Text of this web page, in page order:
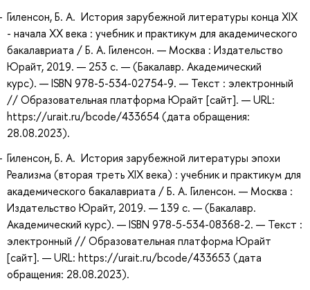
Гиленсон, Б. А. История зарубежной литературы конца XIX
- начала XX века : учебник и практикум для академического
бакалавриата / Б. А. Гиленсон. — Москва : Издательство
Юрайт, 2019. — 253 с. — (Бакалавр. Академический
курс). — ISBN 978-5-534-02754-9. — Текст : электронный
// Образовательная платформа Юрайт [сайт]. — URL:
https://urait.ru/bcode/433654 (дата обращения:
28.08.2023).
Гиленсон, Б. А. История зарубежной литературы эпохи
Реализма (вторая треть XIX века) : учебник и практикум для
академического бакалавриата / Б. А. Гиленсон. — Москва :
Издательство Юрайт, 2019. — 139 с. — (Бакалавр.
Академический курс). — ISBN 978-5-534-08368-2. — Текст :
электронный // Образовательная платформа Юрайт
[сайт]. — URL: https://urait.ru/bcode/433653 (дата
обращения: 28.08.2023).